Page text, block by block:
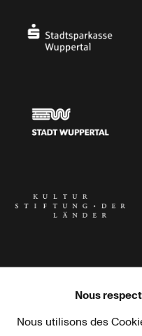
Haus der Kulturen der Welt
Nous
Nous utilisons des